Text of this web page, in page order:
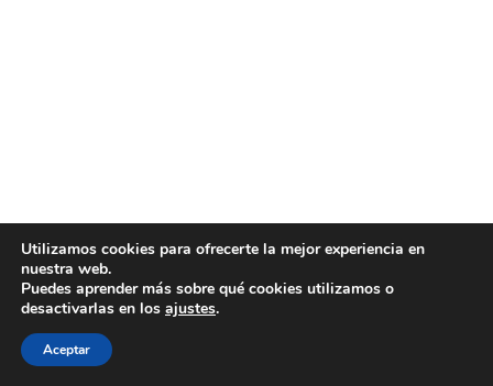
Utilizamos cookies para ofrecerte la mejor experiencia en
nuestra web.
Puedes aprender más sobre qué cookies utilizamos o
desactivarlas en los ajustes.
Aceptar